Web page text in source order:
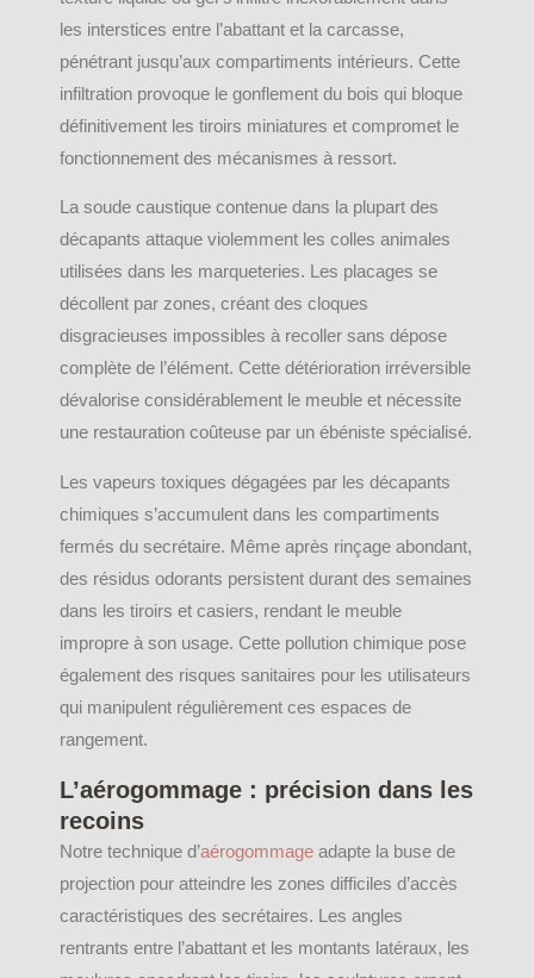
les interstices entre l’abattant et la carcasse,
pénétrant jusqu’aux compartiments intérieurs. Cette
infiltration provoque le gonflement du bois qui bloque
définitivement les tiroirs miniatures et compromet le
fonctionnement des mécanismes à ressort.
La soude caustique contenue dans la plupart des
décapants attaque violemment les colles animales
utilisées dans les marqueteries. Les placages se
décollent par zones, créant des cloques
disgracieuses impossibles à recoller sans dépose
complète de l’élément. Cette détérioration irréversible
dévalorise considérablement le meuble et nécessite
une restauration coûteuse par un ébéniste spécialisé.
Les vapeurs toxiques dégagées par les décapants
chimiques s’accumulent dans les compartiments
fermés du secrétaire. Même après rinçage abondant,
des résidus odorants persistent durant des semaines
dans les tiroirs et casiers, rendant le meuble
impropre à son usage. Cette pollution chimique pose
également des risques sanitaires pour les utilisateurs
qui manipulent régulièrement ces espaces de
rangement.
L’aérogommage : précision dans les
recoins
Notre technique d’aérogommage adapte la buse de
projection pour atteindre les zones difficiles d’accès
caractéristiques des secrétaires. Les angles
rentrants entre l’abattant et les montants latéraux, les